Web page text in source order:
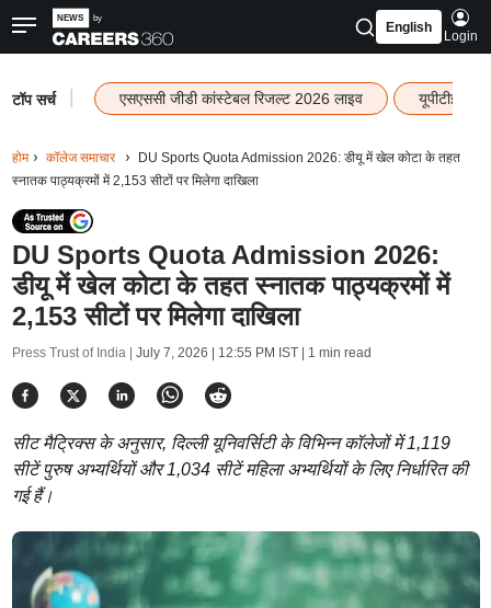
English
Login
टॉप सर्च एसएससी जीडी कांस्टेबल रिजल्ट 2026 लाइव यूपीटीईटी
होम कॉलेज समाचार
DU Sports Quota Admission 2026: डीयू में खेल कोटा के तहत
स्नातक पाठ्यक्रमों में 2,153 सीटों पर मिलेगा दाखिला
DU Sports Quota Admission 2026:
डीयू में खेल कोटा के तहत स्नातक पाठ्यक्रमों में
2,153 सीटों पर मिलेगा दाखिला
Press Trust of India | July 7, 2026 | 12:55 PM IST| 1 min read
सीट मैट्रिक्स के अनुसार, दिल्ली यूनिवर्सिटी के विभिन्न कॉलेजों में 1,119
सीटें पुरुष अभ्यर्थियों और 1,034 सीटें महिला अभ्यर्थियों के लिए निर्धारित की
गई हैं।